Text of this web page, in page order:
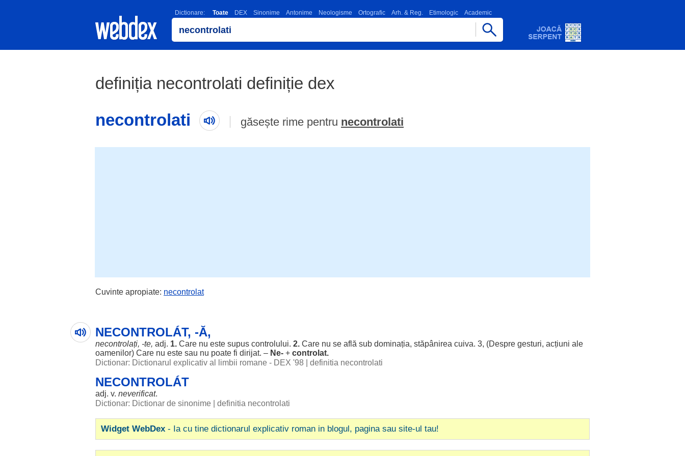
Dictionare: Toate DEX Sinonime Antonime Neologisme Ortografic Arh. & Reg. Etimologic Academic
definiția necontrolati definiție dex
necontrolati
găsește rime pentru necontrolati
Cuvinte apropiate: necontrolat
NECONTROLÁT, -Ă,
necontrolați, -te, adj. 1. Care nu este supus controlului. 2. Care nu se află sub dominația, stăpânirea cuiva. 3, (Despre gesturi, acțiuni ale
oamenilor) Care nu este sau nu poate fi dirijat. – Ne- + controlat.
Dictionar: Dictionarul explicativ al limbii romane - DEX '98
definitia necontrolati
NECONTROLÁT
adj. v. neverificat.
Dictionar: Dictionar de sinonime
definitia necontrolati
Widget WebDex - Ia cu tine dictionarul explicativ roman in blogul, pagina sau site-ul tau!